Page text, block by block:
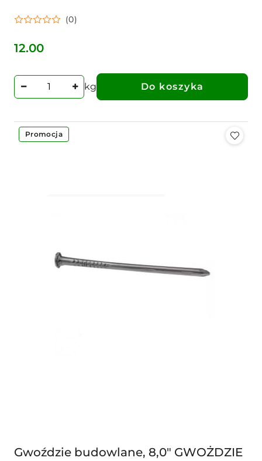
(0)
Cena:
12.00
kg Do koszyka
Promocja
Gwoździe budowlane, 8,0" GWOŻDZIE